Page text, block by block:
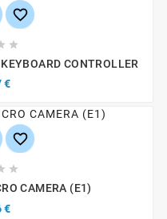


CONTROLLER
€


CAMERA (E1)
€